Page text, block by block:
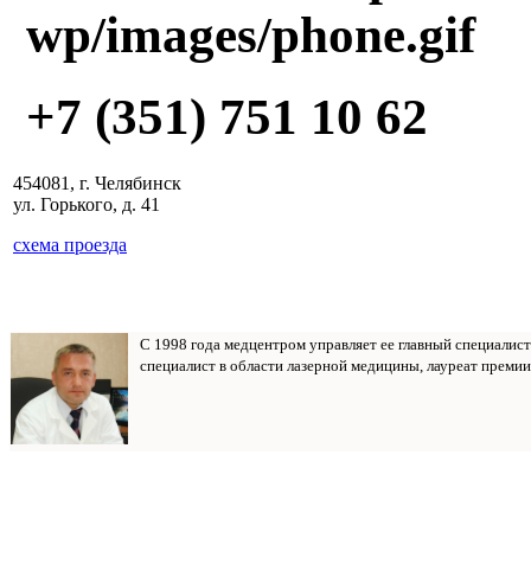
+7 (351) 751 10 62
454081, г. Челябинск
ул. Горького, д. 41
схема проезда
С 1998 года медцентром управляет ее главный
специалист в области лазерной медицины, лауреат